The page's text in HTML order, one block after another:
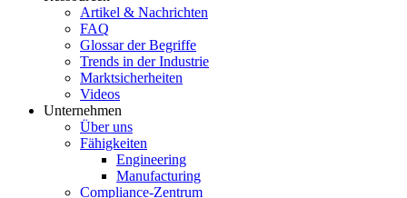
Artikel & Nachrichten
FAQ
Glossar der Begriffe
Trends in der Industrie
Marktsicherheiten
Videos
Unternehmen
Über uns
Fähigkeiten
Engineering
Manufacturing
Compliance-Zentrum